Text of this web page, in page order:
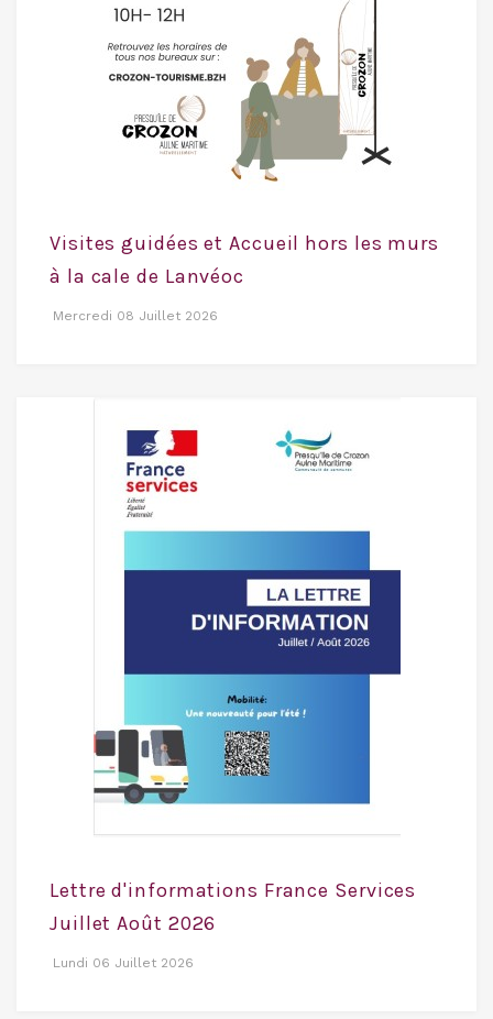
Visites guidées et Accueil hors les murs
à la cale de Lanvéoc
Mercredi 08 Juillet 2026
Lettre d'informations France Services
Juillet Août 2026
Lundi 06 Juillet 2026